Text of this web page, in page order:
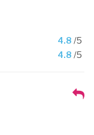
4.8 /5
4.8 /5